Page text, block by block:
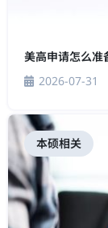
美高申请怎么准
2026-07-31
本硕相关